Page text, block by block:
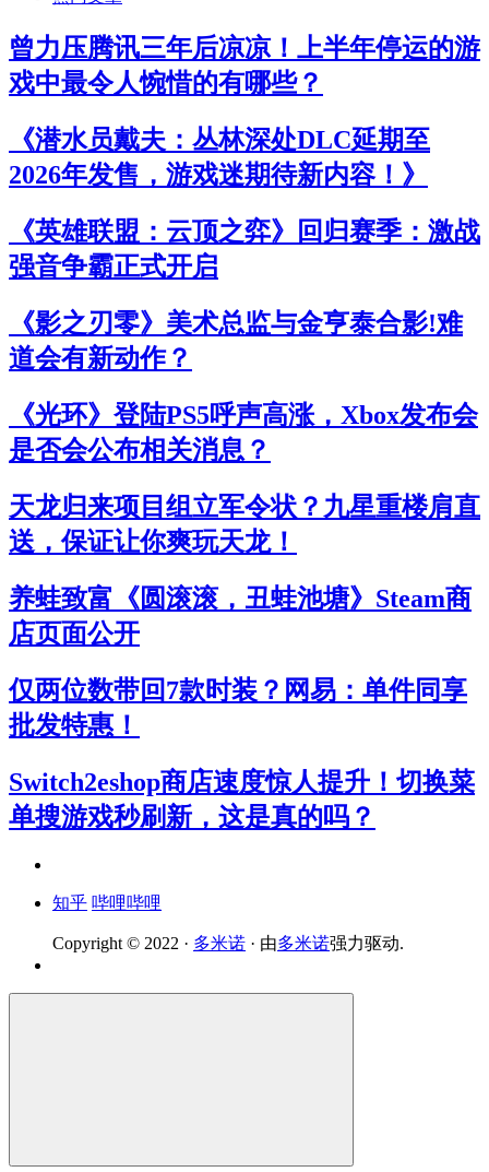
曾力压腾讯三年后凉凉！上半年停运的游
戏中最令人惋惜的有哪些？
《潜水员戴夫：丛林深处DLC延期至
2026年发售，游戏迷期待新内容！》
《英雄联盟：云顶之弈》回归赛季：激战
强音争霸正式开启
《影之刃零》美术总监与金亨泰合影!难
道会有新动作？
《光环》登陆PS5呼声高涨，Xbox发布会
是否会公布相关消息？
天龙归来项目组立军令状？九星重楼肩直
送，保证让你爽玩天龙！
养蛙致富《圆滚滚，丑蛙池塘》Steam商
店页面公开
仅两位数带回7款时装？网易：单件同享
批发特惠！
Switch2eshop商店速度惊人提升！切换菜
单搜游戏秒刷新，这是真的吗？
知乎 哔哩哔哩
Copyright © 2022 · 多米诺 · 由多米诺强力驱动.